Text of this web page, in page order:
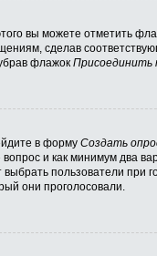
вы можете отметить
сделав
флажок Присоединить
в форму Создать
и как минимум два
пользователи
они проголосовали.